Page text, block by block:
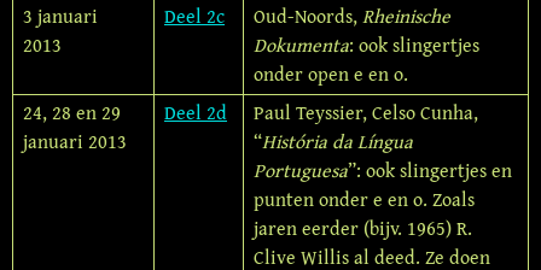
3 januari
2013
Deel 2c Oud-Noords,Rheinische
Dokumenta: ook slingertjes
onder open e en o.
24, 28 en 29
januari 2013
Deel 2d
Paul Teyssier, Celso Cunha,
“História da Língua
Portuguesa”: ook slingertjes en
punten onder e en o. Zoals
jaren eerder (bijv. 1965) R.
Clive Willis al deed. Ze doen